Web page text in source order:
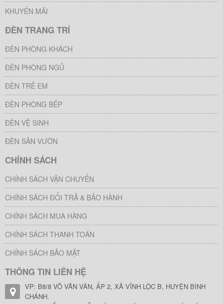
KHUYẾN MÃI
ĐÈN TRANG TRÍ
ĐÈN PHÒNG KHÁCH
ĐÈN PHÒNG NGỦ
ĐÈN TRẺ EM
ĐÈN PHÒNG BẾP
ĐÈN VỆ SINH
ĐÈN SÂN VƯỜN
CHÍNH SÁCH
CHÍNH SÁCH VẬN CHUYỂN
CHÍNH SÁCH ĐỔI TRẢ & BẢO HÀNH
CHÍNH SÁCH MUA HÀNG
CHÍNH SÁCH THANH TOÁN
CHÍNH SÁCH BẢO MẬT
THÔNG TIN LIÊN HỆ
VP: B8/8 VÕ VĂN VÂN, ẤP 2, XÃ VĨNH LỘC B, HUYỆN BÌNH
CHÁNH.